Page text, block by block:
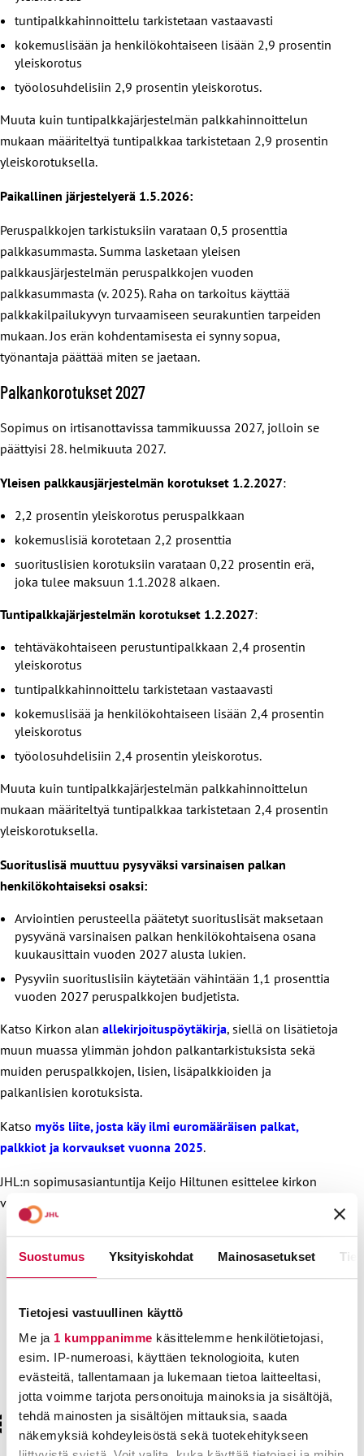
Suostumus Yksityiskohdat Mainosasetukset
Tietojesi vastuullinen käyttö
Me ja 1 kumppanimme käsittelemme henkilötietojasi,
esim. IP-numeroasi, käyttäen teknologioita, kuten
evästeitä, tallentamaan ja lukemaan tietoa laitteeltasi,
jotta voimme tarjota personoituja mainoksia ja sisältöjä,
tehdä mainosten ja sisältöjen mittauksia, saada
näkemyksiä kohdeyleisöstä sekä tuotekehitykseen
tuntipalkkahinnoittelu tarkistetaan vastaavasti
kokemuslisään ja henkilökohtaiseen lisään 2,9 prosentin
yleiskorotus
työolosuhdelisiin 2,9 prosentin yleiskorotus.
Muuta kuin tuntipalkkajärjestelmän palkkahinnoittelun
mukaan määriteltyä tuntipalkkaa tarkistetaan 2,9 prosentin
yleiskorotuksella.
Paikallinen järjestelyerä 1.5.2026:
Peruspalkkojen tarkistuksiin varataan 0,5 prosenttia
palkkasummasta. Summa lasketaan yleisen
palkkausjärjestelmän peruspalkkojen vuoden
palkkasummasta (v. 2025). Raha on tarkoitus käyttää
palkkakilpailukyvyn turvaamiseen seurakuntien tarpeiden
mukaan. Jos erän kohdentamisesta ei synny sopua,
työnantaja päättää miten se jaetaan.
Palkankorotukset 2027
Sopimus on irtisanottavissa tammikuussa 2027, jolloin se
päättyisi 28. helmikuuta 2027.
Yleisen palkkausjärjestelmän korotukset 1.2.2027:
2,2 prosentin yleiskorotus peruspalkkaan
kokemuslisiä korotetaan 2,2 prosenttia
suorituslisien korotuksiin varataan 0,22 prosentin erä,
joka tulee maksuun 1.1.2028 alkaen.
Tuntipalkkajärjestelmän korotukset 1.2.2027:
tehtäväkohtaiseen perustuntipalkkaan 2,4 prosentin
yleiskorotus
tuntipalkkahinnoittelu tarkistetaan vastaavasti
kokemuslisää ja henkilökohtaiseen lisään 2,4 prosentin
yleiskorotus
työolosuhdelisiin 2,4 prosentin yleiskorotus.
Muuta kuin tuntipalkkajärjestelmän palkkahinnoittelun
mukaan määriteltyä tuntipalkkaa tarkistetaan 2,4 prosentin
yleiskorotuksella.
Suorituslisä muuttuu pysyväksi varsinaisen palkan
henkilökohtaiseksi osaksi:
Arviointien perusteella päätetyt suorituslisät maksetaan
pysyvänä varsinaisen palkan henkilökohtaisena osana
kuukausittain vuoden 2027 alusta lukien.
Pysyviin suorituslisiin käytetään vähintään 1,1 prosenttia
vuoden 2027 peruspalkkojen budjetista.
Katso Kirkon alan allekirjoituspöytäkirja, siellä on lisätietoja
muun muassa ylimmän johdon palkantarkistuksista sekä
muiden peruspalkkojen, lisien, lisäpalkkioiden ja
palkanlisien korotuksista.
Katso myös liite, josta käy ilmi euromääräisen palkat,
palkkiot ja korvaukset vuonna 2025.
JHL:n sopimusasiantuntija Keijo Hiltunen esittelee kirkon
virka- ja työehtosopimuksen oheisella videolla.